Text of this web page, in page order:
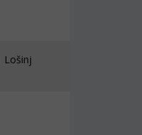
Lošinj